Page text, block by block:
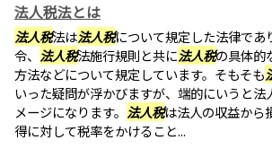
法人税法とは
法人税法は法人税について規定した法律であ
令、 法人税法施行規則と共に法人税の具体的
方法などについて規定しています。そもそも
いった疑問が浮かびますが、端的にいうと法
メージになります。 法人税は法人の収益から
得に対して税率をかけること...